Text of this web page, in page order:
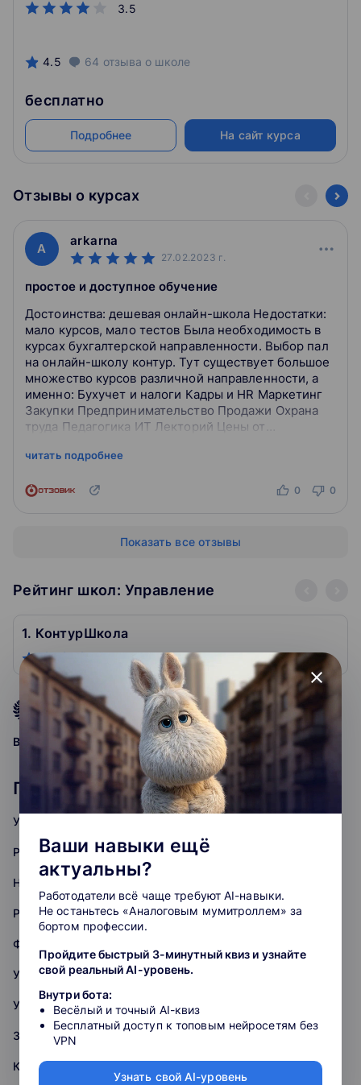
3.5
4.5 64 отзыва о школе
бесплатно
Подробнее На сайт курса
Отзывы о курсах
A
arkarna
27.02.2023 г.
простое и доступное обучение
Достоинства: дешевая онлайн-школа Недостатки:
мало курсов, мало тестов Была необходимость в
курсах бухгалтерской направленности. Выбор пал
на онлайн-школу контур. Тут существует большое
множество курсов различной направленности, а
именно: Бухучет и налоги Кадры и HR Маркетинг
Закупки Предпринимательство Продажи Охрана
труда Педагогика ИТ Лекторий Цены от
читать подробнее
0 0
Показать все отзывы
Рейтинг школ: Управление
1. КонтурШкола
4.5 64
4.8 рейтинг подборки
Ваша оценка: gradegradegradegradegrade
Популярные курсы: Управление
Управление бизнесом
Project-менеджмент
HR и управление персоналом
Product-менеджмент
Финансовый менеджмент
Управление по Agile и Scrum
Управление продажами
Запуск стартапов
Контент менеджмент
close
Ваши навыки ещё
актуальны?
Работодатели всё чаще требуют AI-навыки.
Не останьтесь «Аналоговым мумитроллем» за
бортом профессии.
Пройдите быстрый 3-минутный квиз и узнайте
свой реальный AI-уровень.
Внутри бота:
Весёлый и точный AI-квиз
Бесплатный доступ к топовым нейросетям без
VPN
Узнать свой AI-уровень